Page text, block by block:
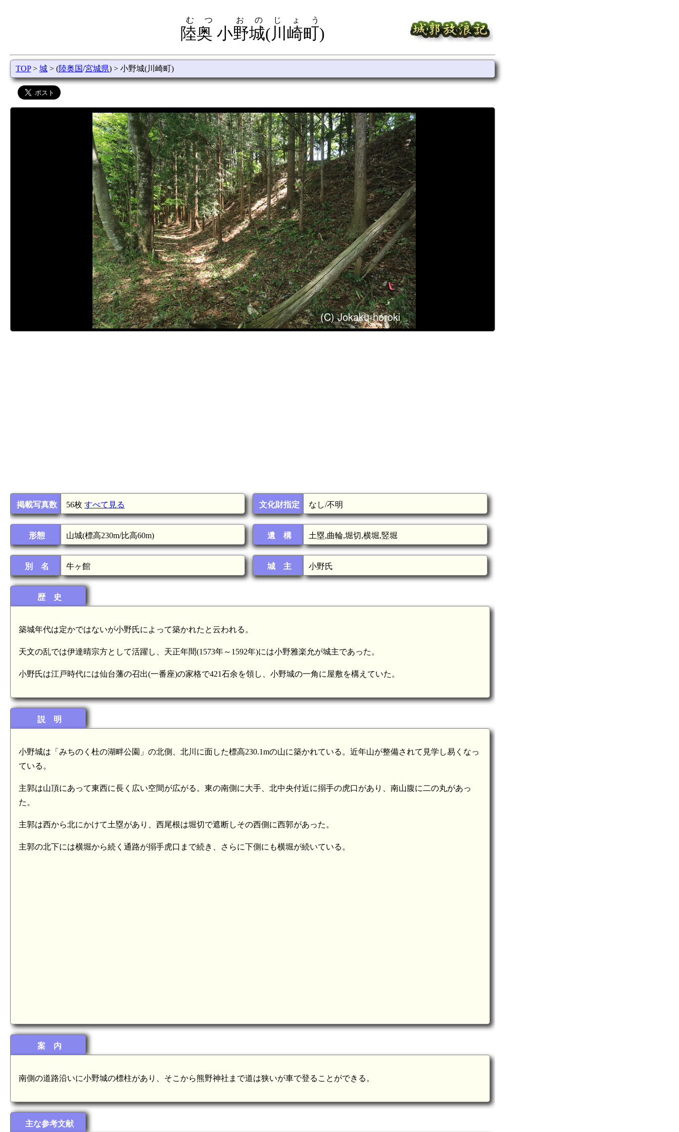
陸奥 小野城(川崎町)
むつ おのじょう
TOP> 城 > (陸奥国/宮城県) > 小野城(川崎町)
掲載写真数 56枚 すべて見る
形態 山城(標高230m/比高60m)
別 名 牛ヶ館
文化財指定 なし/不明
遺 構 土塁,曲輪,堀切,横堀,竪堀
城 主 小野氏
歴 史
築城年代は定かではないが小野氏によって築かれたと云われる。
天文の乱では伊達晴宗方として活躍し、天正年間(1573年～1592年)には小野雅楽允が城主であった。
小野氏は江戸時代には仙台藩の召出(一番座)の家格で421石余を領し、小野城の一角に屋敷を構えていた。
説 明
小野城は「みちのく杜の湖畔公園」の北側、北川に面した標高230.1mの山に築かれている。近年山が整備されて見学し易くなっ
ている。
主郭は山頂にあって東西に長く広い空間が広がる。東の南側に大手、北中央付近に搦手の虎口があり、南山腹に二の丸があっ
た。
主郭は西から北にかけて土塁があり、西尾根は堀切で遮断しその西側に西郭があった。
主郭の北下には横堀から続く通路が搦手虎口まで続き、さらに下側にも横堀が続いている。
案 内
南側の道路沿いに小野城の標柱があり、そこから熊野神社まで道は狭いが車で登ることができる。
主な参考文献